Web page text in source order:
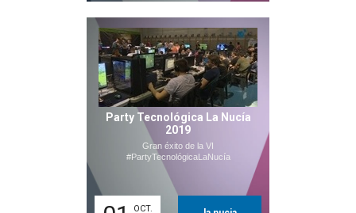
Party Tecnológica La Nucía
2019
Gran éxito de la VI
#PartyTecnológicaLaNucía
OCT.